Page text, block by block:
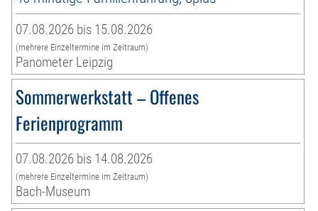
07.08.2026 bis 15.08.2026
(mehrere Einzeltermine im Zeitraum)
Panometer Leipzig
Sommerwerkstatt – Offenes
Ferienprogramm
07.08.2026 bis 14.08.2026
(mehrere Einzeltermine im Zeitraum)
Bach-Museum